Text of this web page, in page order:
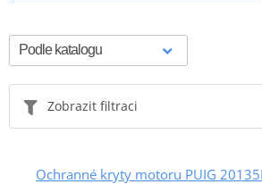
Zobrazit filtraci
Ochranné kryty motoru PUIG